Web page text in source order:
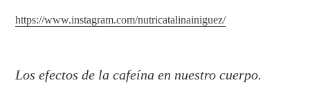
https://www.instagram.com/nutricatalinainiguez/
Los efectos de la cafeína en nuestro cuerpo.